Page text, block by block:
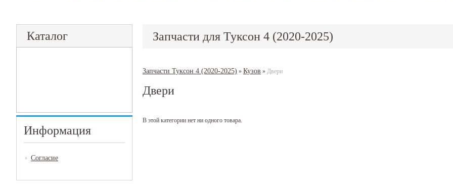
Каталог
Информация
Согласие
Запчасти для Туксон 4 (2020-2025)
Запчасти Туксон 4 (2020-2025) » Кузов » Двери
Двери
В этой категории нет ни одного товара.